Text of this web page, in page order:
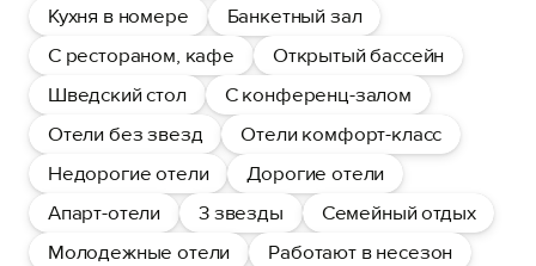
Кухня в номере
Банкетный зал
С рестораном, кафе
Открытый бассейн
Шведский стол
С конференц-залом
Отели без звезд
Отели комфорт-класс
Недорогие отели
Дорогие отели
Апарт-отели
3 звезды
Семейный отдых
Молодежные отели
Работают в несезон